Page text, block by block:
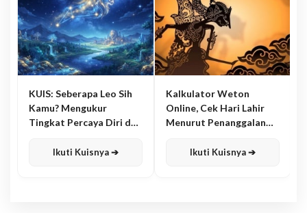
KUIS: Seberapa Leo Sih
Kamu? Mengukur
Tingkat Percaya Diri dan
Ikuti Kuisnya ➔
Kalkulator Weton
Online, Cek Hari Lahir
Menurut Penanggalan
Ikuti Kuisnya ➔